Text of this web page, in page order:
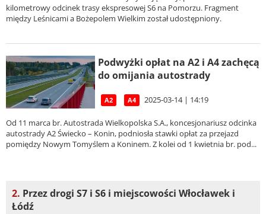
kilometrowy odcinek trasy ekspresowej S6 na Pomorzu. Fragment
między Leśnicami a Bożepolem Wielkim został udostępniony.
Podwyżki opłat na A2 i A4 zachęcą
do omijania autostrady
A2 A4 2025-03-14 | 14:19
Od 11 marca br. Autostrada Wielkopolska S.A., koncesjonariusz odcinka
autostrady A2 Świecko – Konin, podniosła stawki opłat za przejazd
pomiędzy Nowym Tomyślem a Koninem. Z kolei od 1 kwietnia br. pod...
2. Przez drogi S7 i S6 i miejscowości Włocławek i
Łódź